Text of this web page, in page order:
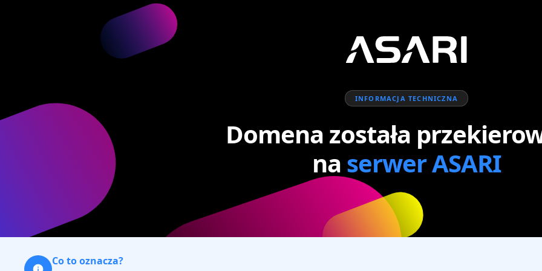
INFORMACJA TECHNICZNA
Domena została
na serwer ASARI
Co to oznacza?